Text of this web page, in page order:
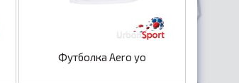
Футболка Aero yo